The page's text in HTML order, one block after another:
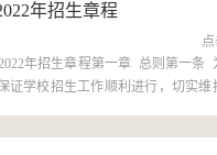
文化分407，体育统考分146，
文化分392，体...
年招生章程
点
年招生章程第一章 总则第一条
证学校招生工作顺利进行，切实维